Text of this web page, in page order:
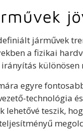
járművek
a fizikai
egyre
technológia
teszik,